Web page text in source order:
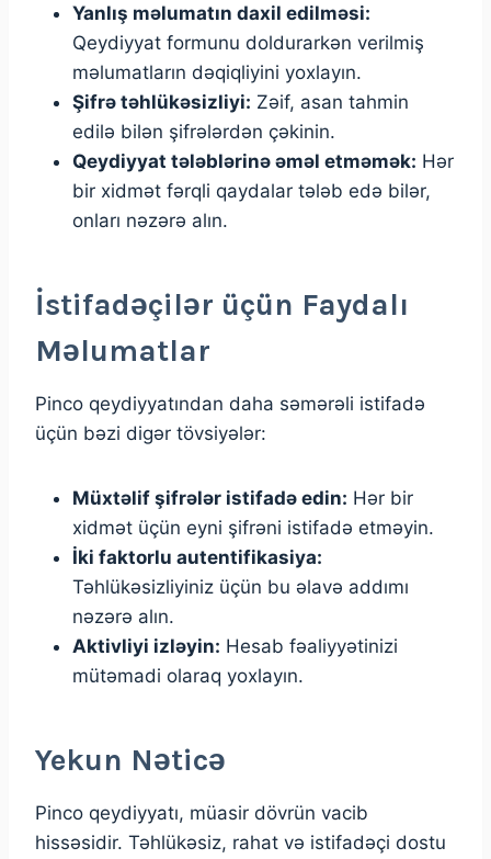
Yanlış məlumatın daxil edilməsi:
Qeydiyyat formunu doldurarkən verilmiş
məlumatların dəqiqliyini yoxlayın.
Şifrə təhlükəsizliyi: Zəif, asan tahmin
edilə bilən şifrələrdən çəkinin.
Qeydiyyat tələblərinə əməl etməmək: Hər
bir xidmət fərqli qaydalar tələb edə bilər,
onları nəzərə alın.
İstifadəçilər üçün Faydalı
Məlumatlar
Pinco qeydiyyatından daha səmərəli istifadə
üçün bəzi digər tövsiyələr:
Müxtəlif şifrələr istifadə edin: Hər bir
xidmət üçün eyni şifrəni istifadə etməyin.
İki faktorlu autentifikasiya:
Təhlükəsizliyiniz üçün bu əlavə addımı
nəzərə alın.
Aktivliyi izləyin: Hesab fəaliyyətinizi
mütəmadi olaraq yoxlayın.
Yekun Nəticə
Pinco qeydiyyatı, müasir dövrün vacib
hissəsidir. Təhlükəsiz, rahat və istifadəçi dostu